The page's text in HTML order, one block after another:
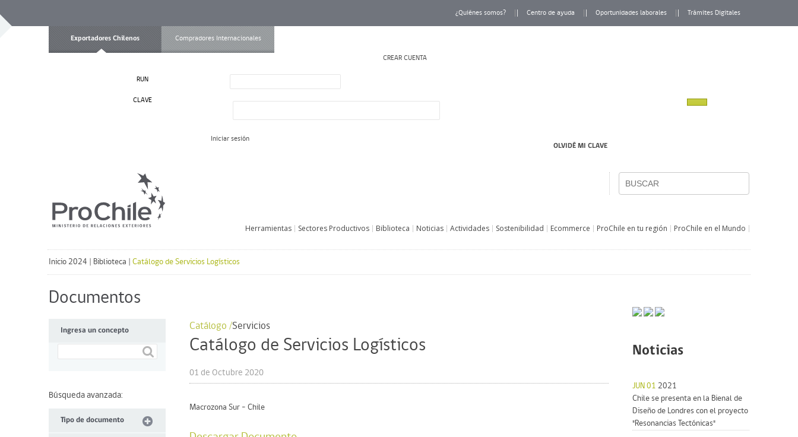
¿Quiénes somos? Centro de ayuda Oportunidades laborales Trámites Digitales
Exportadores Chilenos Compradores Internacionales
CREAR CUENTA
RUN
CLAVE
Iniciar sesión
OLVIDÉ MI CLAVE
Herramientas Sectores Productivos Biblioteca Noticias Actividades Sostenibilidad Ecommerce ProChile en tu región ProChile en el Mundo
Inicio 2024 Biblioteca Catálogo de Servicios Logísticos
Documentos
Ingresa un concepto
Búsqueda avanzada:
Tipo de documento
Catálogo /Servicios
Catálogo de Servicios Logísticos
01 de Octubre 2020
Macrozona Sur – Chile
Noticias
JUN 01 2021
Chile se presenta en la Bienal de
Diseño de Londres con el proyecto
"Resonancias Tectónicas"